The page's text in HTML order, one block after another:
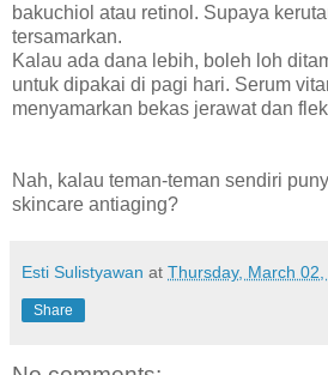
bakuchiol atau retinol. Supaya
tersamarkan.
Kalau ada dana lebih, boleh loh
untuk dipakai di pagi hari. Serum
menyamarkan bekas jerawat dan
Nah, kalau teman-teman sendiri
skincare antiaging?
Esti Sulistyawan at Thursday, March 02,
Share